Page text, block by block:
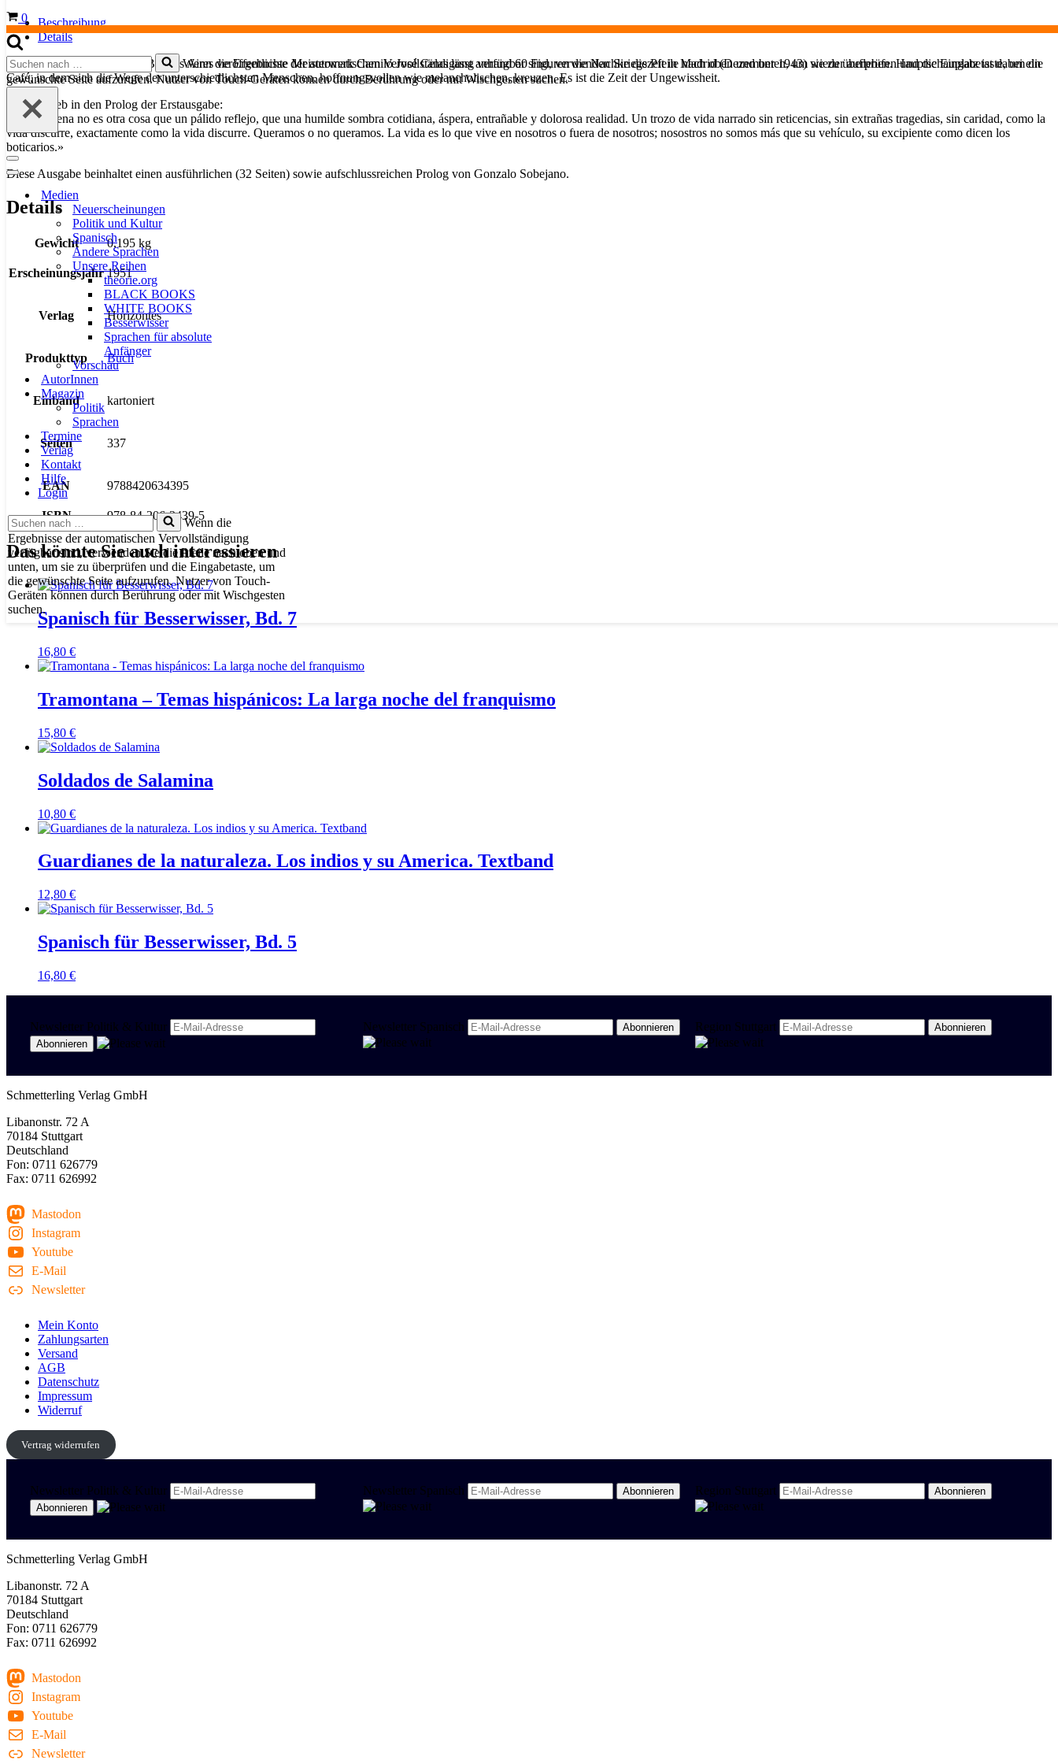
Warenkorb
0
Suchen
nach …
Wenn die Ergebnisse der automatischen Vervollständigung verfügbar sind, verwenden Sie die Pfeile nach oben und unten, um sie zu überprüfen und die Eingabetaste, um die
gewünschte Seite aufzurufen. Nutzer von Touch-Geräten können durch Berührung oder mit Wischgesten suchen.
Navigationsmenü
Navigationsmenü
Medien
Neuerscheinungen
Politik und Kultur
Spanisch
Andere Sprachen
Unsere Reihen
theorie.org
BLACK BOOKS
WHITE BOOKS
Besserwisser
Sprachen für absolute
Anfänger
Vorschau
AutorInnen
Magazin
Politik
Sprachen
Termine
Verlag
Kontakt
Hilfe
Login
Suchen
nach …
Wenn die
Ergebnisse der automatischen Vervollständigung
verfügbar sind, verwenden Sie die Pfeile nach oben und
unten, um sie zu überprüfen und die Eingabetaste, um
die gewünschte Seite aufzurufen. Nutzer von Touch-
Geräten können durch Berührung oder mit Wischgesten
suchen.
Beschreibung
Details
Das aufgrund der Zensur in Buenos Aires veröffentlichte Meisterwerk Camilo José Celas lässt anhand 60 Figuren die Nachkriegszeit in Madrid (Dezember 1943) wieder aufleben. Hauptschauplatz ist dabei ein
Café, in dem sich die Wege der unterschiedlichsten Menschen, hoffnungsvollen wie melancholischen, kreuzen. Es ist die Zeit der Ungewissheit.
Cela schrieb in den Prolog der Erstausgabe:
«La Colmena no es otra cosa que un pálido reflejo, que una humilde sombra cotidiana, áspera, entrañable y dolorosa realidad. Un trozo de vida narrado sin reticencias, sin extrañas tragedias, sin caridad, como la
vida discurre, exactamente como la vida discurre. Queramos o no queramos. La vida es lo que vive en nosotros o fuera de nosotros; nosostros no somos más que su vehículo, su excipiente como dicen los
boticarios.»
Diese Ausgabe beinhaltet einen ausführlichen (32 Seiten) sowie aufschlussreichen Prolog von Gonzalo Sobejano.
Details
Gewicht 0,195 kg
Erscheinungsjahr 1951
Verlag Horizontes
Produkttyp Buch
Einband kartoniert
Seiten 337
EAN 9788420634395
ISBN 978-84-206-3439-5
Das könnte Sie auch interessieren
Spanisch für Besserwisser, Bd. 7
16,80 €
Tramontana – Temas hispánicos: La larga noche del franquismo
15,80 €
Soldados de Salamina
10,80 €
Guardianes de la naturaleza. Los indios y su America. Textband
12,80 €
Spanisch für Besserwisser, Bd. 5
16,80 €
Newsletter Politik & Kultur Newsletter Spanisch Region Stuttgart
Schmetterling Verlag GmbH
Libanonstr. 72 A
70184 Stuttgart
Deutschland
Fon: 0711 626779
Fax: 0711 626992
Mastodon
Instagram
Youtube
E-Mail
Newsletter
Mein Konto
Zahlungsarten
Versand
AGB
Datenschutz
Impressum
Widerruf
Vertrag widerrufen
Newsletter Politik & Kultur Newsletter Spanisch Region Stuttgart
Schmetterling Verlag GmbH
Libanonstr. 72 A
70184 Stuttgart
Deutschland
Fon: 0711 626779
Fax: 0711 626992
Mastodon
Instagram
Youtube
E-Mail
Newsletter